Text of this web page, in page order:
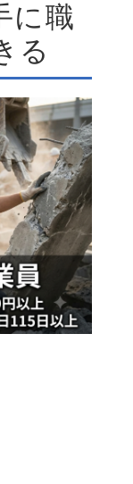
に職
る